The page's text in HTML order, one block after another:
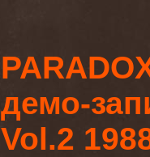
демо-
Vol.2